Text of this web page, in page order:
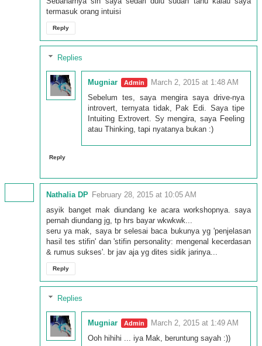
termasuk orang intuisi
Reply
Replies
Mugniar
March 2, 2015 at 1:48 AM
Sebelum tes, saya mengira saya drive-nya
introvert, ternyata tidak, Pak Edi. Saya tipe
Intuiting Extrovert. Sy mengira, saya Feeling
atau Thinking, tapi nyatanya bukan :)
Reply
Nathalia DP February 28, 2015 at 10:05 AM
asyik banget mak diundang ke acara workshopnya. saya
pernah diundang jg, tp hrs bayar wkwkwk...
seru ya mak, saya br selesai baca bukunya yg 'penjelasan
hasil tes stifin' dan 'stifin personality: mengenal kecerdasan
& rumus sukses'. br jav aja yg dites sidik jarinya...
Reply
Replies
Mugniar
March 2, 2015 at 1:49 AM
Ooh hihihi ... iya Mak, beruntung sayah :))